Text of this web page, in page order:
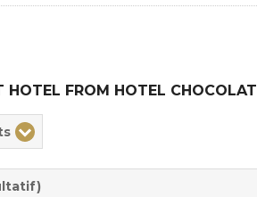
HOTEL FROM HOTEL CHOCOLAT